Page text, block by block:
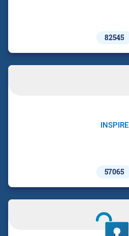
82545
INSPIRE
57065